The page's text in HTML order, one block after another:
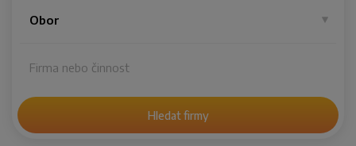
Obor
Hledat firmy